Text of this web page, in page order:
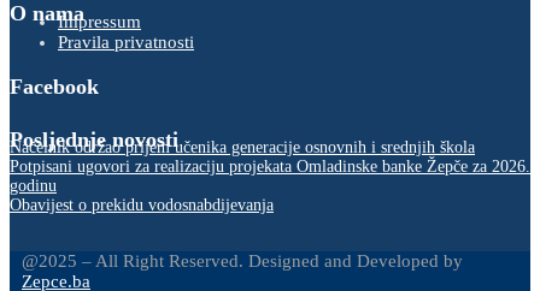
O namaImpressum
Pravila privatnosti
Facebook
Posljednje novosti
Načelnik održao prijem učenika generacije osnovnih i srednjih škola
Potpisani ugovori za realizaciju projekata Omladinske banke Žepče za 2026.
godinu
Obavijest o prekidu vodosnabdijevanja
@2025 – All Right Reserved. Designed and Developed by
Zepce.ba